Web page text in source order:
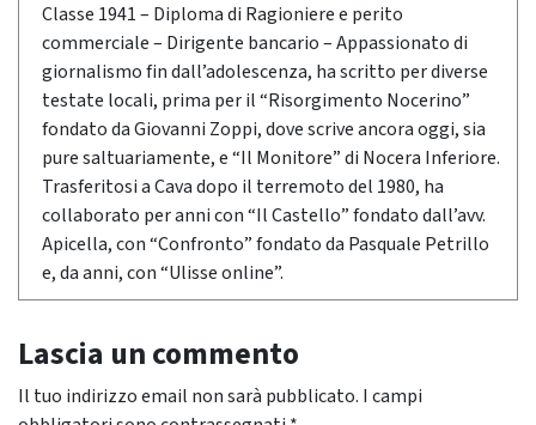
Classe 1941 – Diploma di Ragioniere e perito
commerciale – Dirigente bancario – Appassionato di
giornalismo fin dall’adolescenza, ha scritto per diverse
testate locali, prima per il “Risorgimento Nocerino”
fondato da Giovanni Zoppi, dove scrive ancora oggi, sia
pure saltuariamente, e “Il Monitore” di Nocera Inferiore.
Trasferitosi a Cava dopo il terremoto del 1980, ha
collaborato per anni con “Il Castello” fondato dall’avv.
Apicella, con “Confronto” fondato da Pasquale Petrillo
e, da anni, con “Ulisse online”.
Lascia un commento
Il tuo indirizzo email non sarà pubblicato. I campi